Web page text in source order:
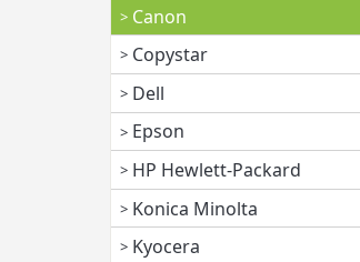
Canon
Copystar
Dell
Epson
HP Hewlett-Packard
Konica Minolta
Kyocera